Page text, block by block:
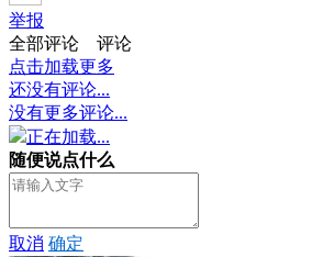
举报
全部评论
评论
点击加载更多
还没有评论...
没有更多评论...
正在加载...
随便说点什么
取消 确定